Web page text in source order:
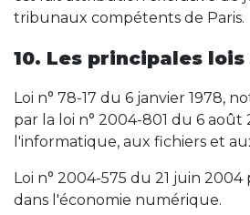
tribunaux compétents de Paris.
10. Les principales
Loi n° 78-17 du 6 janvier 1978,
par la loi n° 2004-801 du 6 août
l'informatique, aux fichiers et
Loi n° 2004-575 du 21 juin
dans l'économie numérique.